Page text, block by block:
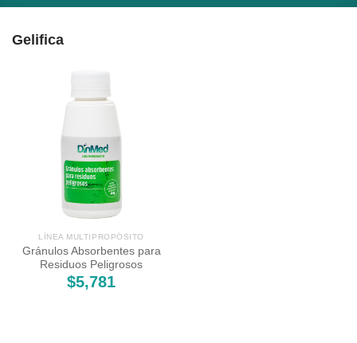
Gelifica
LÍNEA MULTIPROPÓSITO
Gránulos Absorbentes para
Residuos Peligrosos
$5,781